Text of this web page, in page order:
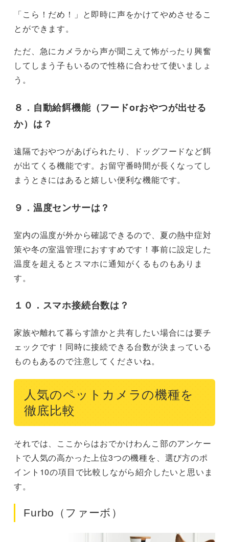
「こら！だめ！」と即時に声をかけてやめさせるこ
とができます。
ただ、急にカメラから声が聞こえて怖がったり興奮
してしまう子もいるので性格に合わせて使いましょ
う。
８． 自動給餌機能（フードorおやつが出せる
か） は？
遠隔でおやつがあげられたり、ドッグフードなど餌
が出てくる機能です。お留守番時間が長くなってし
まうときにはあると嬉しい便利な機能です。
９． 温度センサーは？
室内の温度が外から確認できるので、夏の熱中症対
策や冬の室温管理におすすめです！事前に設定した
温度を超えるとスマホに通知がくるものもありま
す。
１０． スマホ接続台数は？
家族や離れて暮らす誰かと共有したい場合には要チ
ェックです！同時に接続できる台数が決まっている
ものもあるので注意してくださいね。
人気のペットカメラの機種を
徹底比較
それでは、ここからはおでかけわんこ部のアンケー
トで人気の高かった上位3つの機種を、選び方のポ
イント10の項目で比較しながら紹介したいと思いま
す。
Furbo（ファーボ）